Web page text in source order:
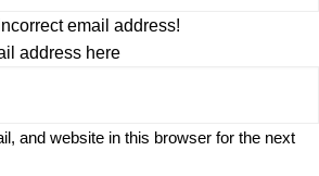
email address!
address here
and website in this browser for the next